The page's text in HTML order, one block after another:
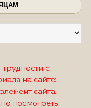
с
на сайте:
сайта.
посмотреть